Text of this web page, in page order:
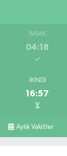
İMSAK
04:18
İKINDI
16:57
Aylık Vakitler